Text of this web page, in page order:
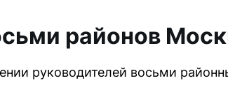
районов
руководителей восьми